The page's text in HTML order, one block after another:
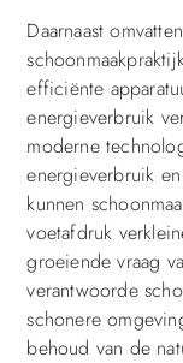
Daarnaast
efficiënte
energieverbruik
moderne
energieverbruik
kunnen
voetafdruk
groeiende vraag
verantwoorde
schonere
behoud van de